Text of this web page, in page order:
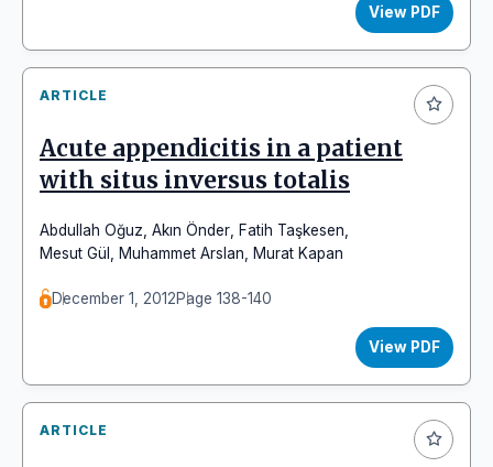
View PDF
ARTICLE
Acute appendicitis in a patient
with situs inversus totalis
Abdullah Oğuz Akın Önder Fatih Taşkesen
Mesut Gül
Muhammet Arslan Murat Kapan
December 1, 2012Page 138-140
View PDF
ARTICLE